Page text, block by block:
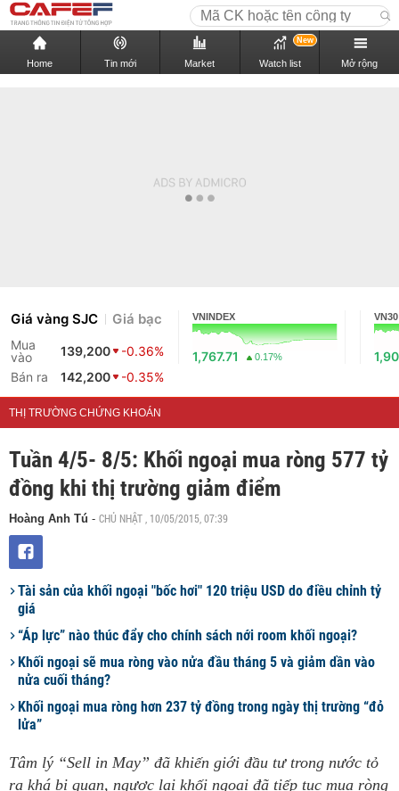
Home Tin mới Market Watch list
New
Mở rộng
Giá vàng SJC Giá bạc
Mua
vào
139,200
-0.36%
Bán ra
142,200 -0.35%
VNINDEX
1,767.71 0.17%
VN30
THỊ TRƯỜNG CHỨNG KHOÁN
Tuần 4/5- 8/5: Khối ngoại mua ròng 577 tỷ
đồng khi thị trường giảm điểm
Hoàng Anh Tú - CHỦ NHẬT , 10/05/2015, 07:39
Tài sản của khối ngoại "bốc hơi" 120 triệu USD do điều chỉnh tỷ
giá
“Áp lực” nào thúc đẩy cho chính sách nới room khối ngoại?
Khối ngoại sẽ mua ròng vào nửa đầu tháng 5 và giảm dần vào
nửa cuối tháng?
Khối ngoại mua ròng hơn 237 tỷ đồng trong ngày thị trường “đỏ
lửa”
Tâm lý “Sell in May” đã khiến giới đầu tư trong nước tỏ
ra khá bi quan, ngược lại khối ngoại đã tiếp tục mua ròng